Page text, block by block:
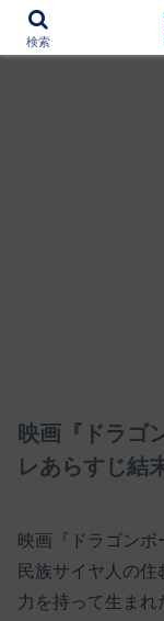
12000作品を
映画『ドラゴ
レあらすじ結
映画『ドラゴン
民族サイヤ人の
力を持って生ま
検索